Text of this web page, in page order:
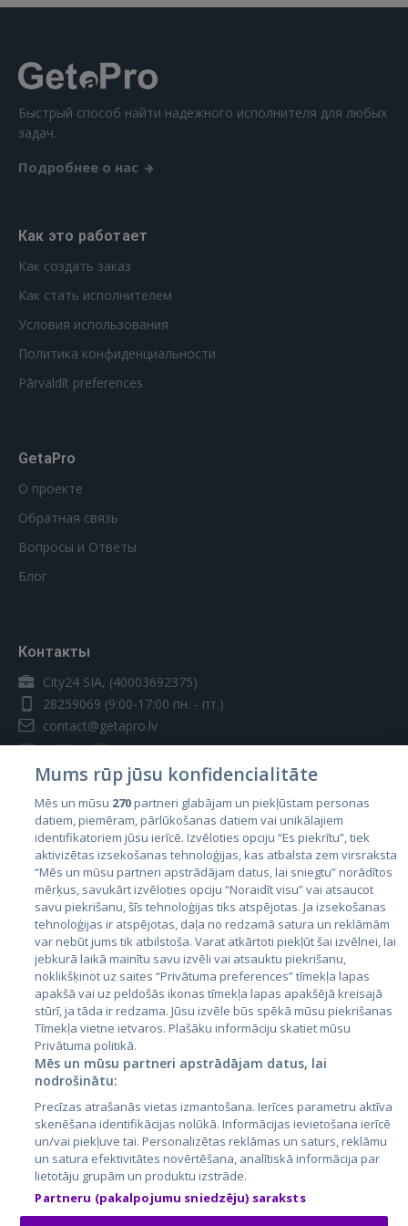
Быстрый способ найти надежного исполнителя для любых
задач.
Подробнее о нас
Как это работает
Как создать заказ
Как стать исполнителем
Условия использования
Политика конфиденциальности
Pārvaldīt preferences
GetaPro
О проекте
Обратная связь
Вопросы и Ответы
Блог
Контакты
City24 SIA, (40003692375)
28259069 (9:00-17:00 пн. - пт.)
contact@getapro.lv
Страны
Эстония
Латвия
Литва
City24.lv
City24.ee
GetaPro.lv
GetaPro.ee
Skelbiu.lt
Autoplius.lt
Aruodas.lt
Kainos.lt
Paslaugos.lt
auto24.ee
KV.ee
Osta.ee
KuldneBörs.ee
Mums rūp jūsu konfidencialitāte
Mēs un mūsu 270partneri glabājam un piekļūstam personas
datiem, piemēram, pārlūkošanas datiem vai unikālajiem
identifikatoriem jūsu ierīcē. Izvēloties opciju “Es piekrītu”, tiek
aktivizētas izsekošanas tehnoloģijas, kas atbalsta zem virsraksta
“Mēs un mūsu partneri apstrādājam datus, lai sniegtu” norādītos
mērķus, savukārt izvēloties opciju “Noraidīt visu” vai atsaucot
savu piekrišanu, šīs tehnoloģijas tiks atspējotas. Ja izsekošanas
tehnoloģijas ir atspējotas, daļa no redzamā satura un reklāmām
var nebūt jums tik atbilstoša. Varat atkārtoti piekļūt šai izvēlnei, lai
jebkurā laikā mainītu savu izvēli vai atsauktu piekrišanu,
noklikšķinot uz saites “Privātuma preferences” tīmekļa lapas
apakšā vai uz peldošās ikonas tīmekļa lapas apakšējā kreisajā
stūrī, ja tāda ir redzama. Jūsu izvēle būs spēkā mūsu piekrišanas
Tīmekļa vietne ietvaros. Plašāku informāciju skatiet mūsu
Privātuma politikā.
Mēs un mūsu partneri apstrādājam datus, lai
nodrošinātu:
Precīzas atrašanās vietas izmantošana. Ierīces parametru aktīva
skenēšana identifikācijas nolūkā. Informācijas ievietošana ierīcē
un/vai piekļuve tai. Personalizētas reklāmas un saturs, reklāmu
un satura efektivitātes novērtēšana, analītiskā informācija par
lietotāju grupām un produktu izstrāde.
Partneru (pakalpojumu sniedzēju) saraksts